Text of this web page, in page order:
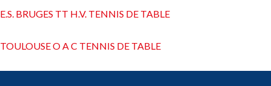
E.S. BRUGES TT H.V. TENNIS DE TABLE
TOULOUSE O A C TENNIS DE TABLE